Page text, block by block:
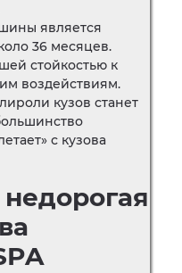
является
36 месяцев.
стойкостью к
воздействиям.
кузов станет
с кузова